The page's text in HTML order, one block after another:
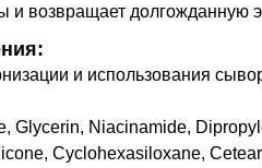
и возвращает долгожданную
и использования
Glycerin, Niacinamide,
Cyclohexasiloxane,